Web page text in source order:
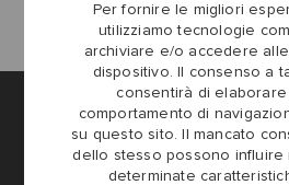
Per fornire le migliori
utilizziamo tecnologie
archiviare e/o accedere
dispositivo. Il consenso a
consentirà di elaborare
comportamento di
su questo sito. Il mancato
dello stesso possono influire
determinate
Visualizza tutti i
Informazioni